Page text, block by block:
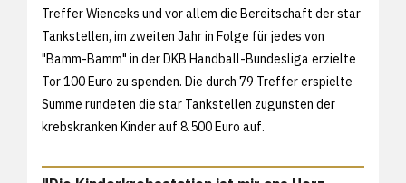
Treffer Wienceks und vor allem die Bereitschaft der star
Tankstellen, im zweiten Jahr in Folge für jedes von
"Bamm-Bamm" in der DKB Handball-Bundesliga erzielte
Tor 100 Euro zu spenden. Die durch 79 Treffer erspielte
Summe rundeten die star Tankstellen zugunsten der
krebskranken Kinder auf 8.500 Euro auf.